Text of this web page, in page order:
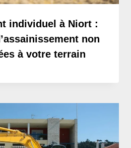
individuel à Niort :
non
à votre terrain